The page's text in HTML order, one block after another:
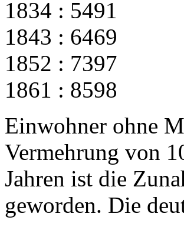
1834 : 5491
1843 : 6469
1852 : 7397
1861 : 8598
Einwohner ohne
Vermehrung von
Jahren ist die
geworden. Die